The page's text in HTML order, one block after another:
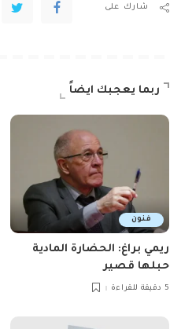
شارك على
ربما يعجبك ايضاً
فنون
ريمي براغ: الحضارة المادية
حبلها قصير
5 دقيقة للقراءة